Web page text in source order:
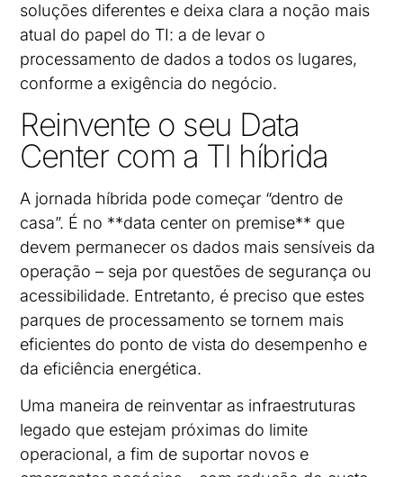
soluções diferentes e deixa clara a noção mais
atual do papel do TI: a de levar o
processamento de dados a todos os lugares,
conforme a exigência do negócio.
Reinvente o seu Data
Center com a TI híbrida
A jornada híbrida pode começar “dentro de
casa”. É no **data center on premise** que
devem permanecer os dados mais sensíveis da
operação – seja por questões de segurança ou
acessibilidade. Entretanto, é preciso que estes
parques de processamento se tornem mais
eficientes do ponto de vista do desempenho e
da eficiência energética.
Uma maneira de reinventar as infraestruturas
legado que estejam próximas do limite
operacional, a fim de suportar novos e